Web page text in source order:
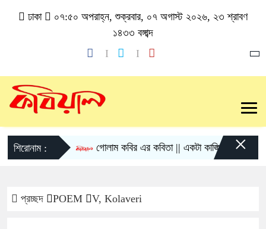
ঢাকা
০৭:৫০ অপরাহ্ন, শুক্রবার, ০৭ অগাস্ট ২০২৬, ২৩ শ্রাবণ
১৪৩৩ বঙ্গাব্দ
শিরোনাম : গোলাম কবির এর কবিতা || একটা কাঙ্ক্ষিত স্বপ্নের গল্প
×
প্রচ্ছদ POEM V, Kolaveri